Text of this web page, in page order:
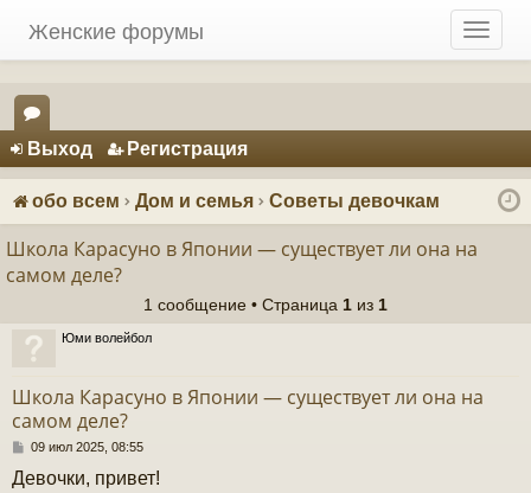
T
o
l
n
v
i
n
Женские форумы
Регистрация
ор
ум
Выход Регистрация
обо всем Дом и семья Советы девочкам
Школа Карасуно в Японии — существует ли она на
самом деле?
1 сообщение • Страница 1 из 1
Юми волейбол
Школа Карасуно в Японии — существует ли она на
самом деле?
С
о
09 июл 2025, 08:55
Девочки, привет!